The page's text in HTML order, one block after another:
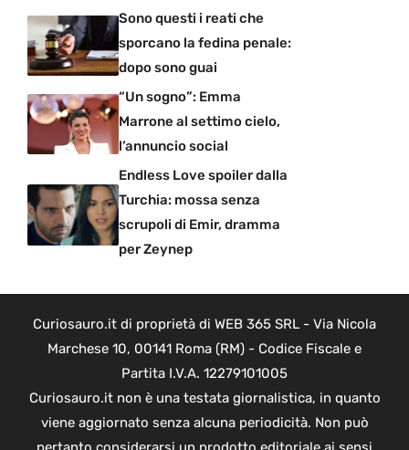
Sono questi i reati che
sporcano la fedina penale:
dopo sono guai
“Un sogno”: Emma
Marrone al settimo cielo,
l’annuncio social
Endless Love spoiler dalla
Turchia: mossa senza
scrupoli di Emir, dramma
per Zeynep
Curiosauro.it di proprietà di WEB 365 SRL - Via Nicola
Marchese 10, 00141 Roma (RM) - Codice Fiscale e
Partita I.V.A. 12279101005
Curiosauro.it non è una testata giornalistica, in quanto
viene aggiornato senza alcuna periodicità. Non può